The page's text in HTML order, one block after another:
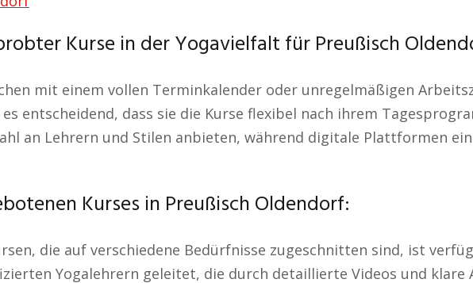
Kurse in der Yogavielfalt für Preußisch
mit einem vollen Terminkalender oder unregelmäßigen
entscheidend, dass sie die Kurse flexibel nach ihrem
an Lehrern und Stilen anbieten, während digitale Plattformen
Kurses in Preußisch Oldendorf:
die auf verschiedene Bedürfnisse zugeschnitten sind, ist
Yogalehrern geleitet, die durch detaillierte Videos und klare